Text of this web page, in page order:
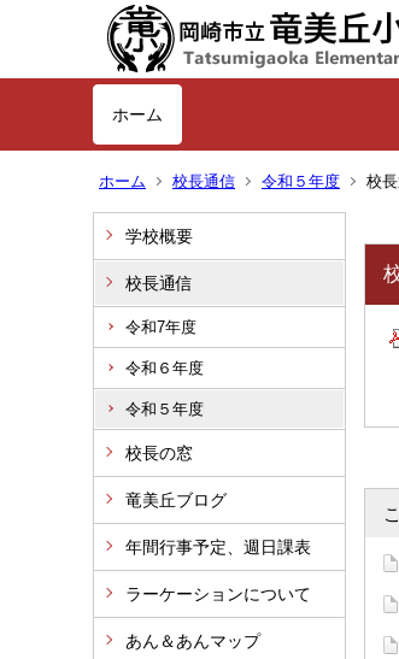
ホーム
ホーム 校長通信 令和５年度 校
学校概要
校長通信
令和7年度
令和６年度
令和５年度
校長の窓
竜美丘ブログ
年間行事予定、週日課表
ラーケーションについて
あん＆あんマップ